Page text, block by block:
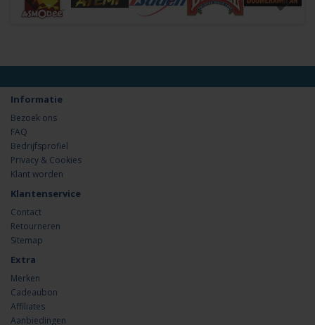
Informatie
Bezoek ons
FAQ
Bedrijfsprofiel
Privacy & Cookies
Klant worden
Klantenservice
Contact
Retourneren
Sitemap
Extra
Merken
Cadeaubon
Affiliates
Aanbiedingen